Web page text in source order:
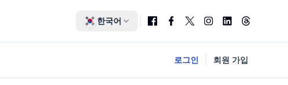
한국어
로그인 회원 가입